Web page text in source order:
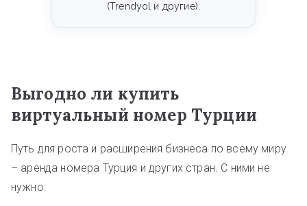
(Trendyol и другие).
Выгодно ли купить
виртуальный номер Турции
Путь для роста и расширения бизнеса по всему миру
– аренда номера Турция и других стран. С ними не
нужно: